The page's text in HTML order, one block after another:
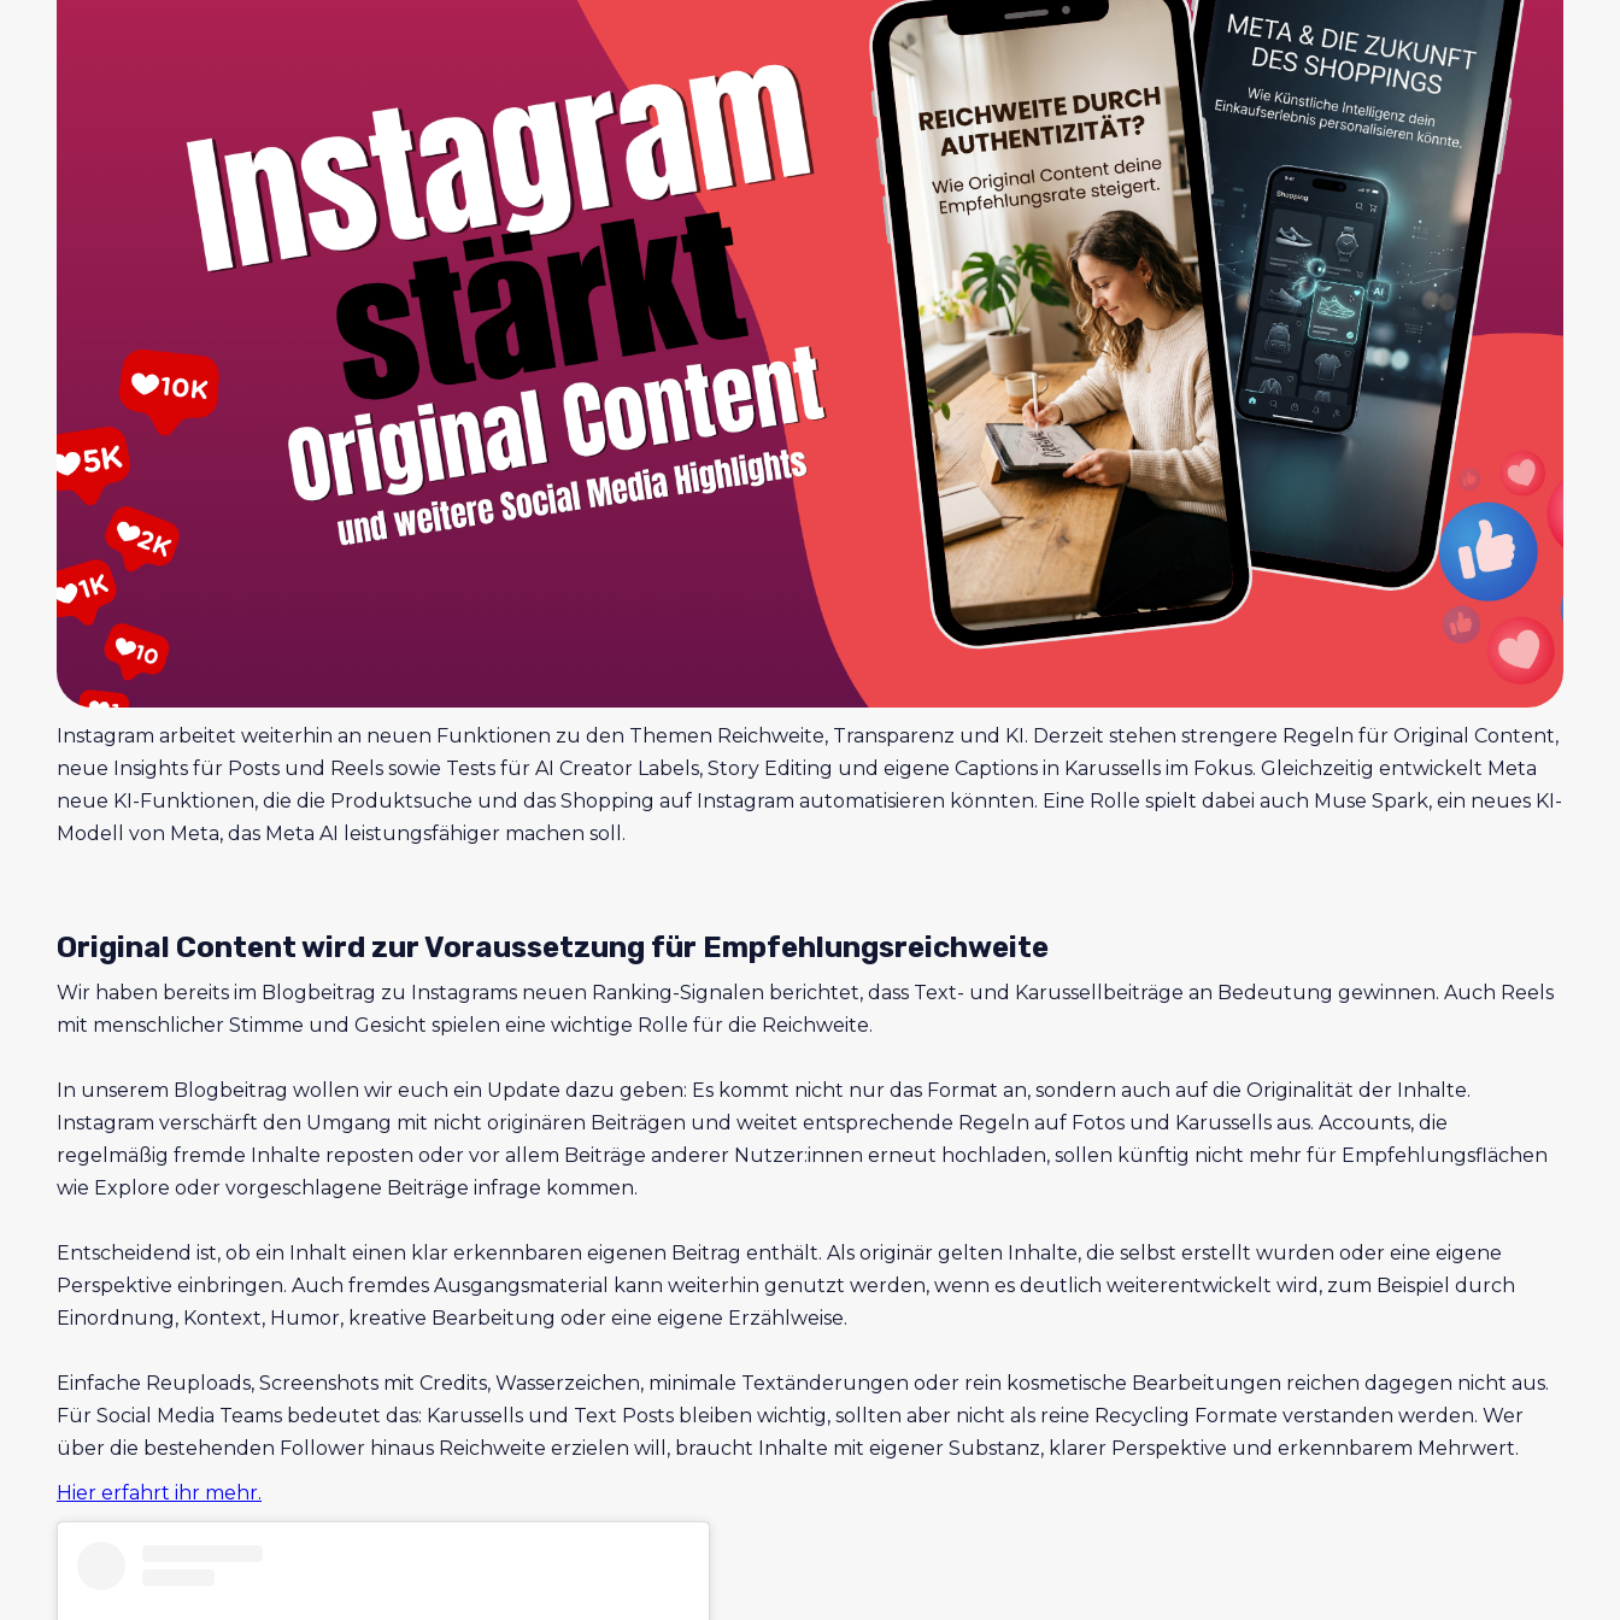
Instagram arbeitet weiterhin an neuen Funktionen zu den Themen Reichweite, Transparenz und KI. Derzeit stehen strengere Regeln für Original Content,
neue Insights für Posts und Reels sowie Tests für AI Creator Labels, Story Editing und eigene Captions in Karussells im Fokus. Gleichzeitig entwickelt Meta
neue KI-Funktionen, die die Produktsuche und das Shopping auf Instagram automatisieren könnten. Eine Rolle spielt dabei auch Muse Spark, ein neues KI-
Modell von Meta, das Meta AI leistungsfähiger machen soll.
Original Content wird zur Voraussetzung für Empfehlungsreichweite
Wir haben bereits im Blogbeitrag zu Instagrams neuen Ranking-Signalen berichtet, dass Text- und Karussellbeiträge an Bedeutung gewinnen. Auch Reels
mit menschlicher Stimme und Gesicht spielen eine wichtige Rolle für die Reichweite.
In unserem Blogbeitrag wollen wir euch ein Update dazu geben: Es kommt nicht nur das Format an, sondern auch auf die Originalität der Inhalte.
Instagram verschärft den Umgang mit nicht originären Beiträgen und weitet entsprechende Regeln auf Fotos und Karussells aus. Accounts, die
regelmäßig fremde Inhalte reposten oder vor allem Beiträge anderer Nutzer:innen erneut hochladen, sollen künftig nicht mehr für Empfehlungsflächen
wie Explore oder vorgeschlagene Beiträge infrage kommen.
Entscheidend ist, ob ein Inhalt einen klar erkennbaren eigenen Beitrag enthält. Als originär gelten Inhalte, die selbst erstellt wurden oder eine eigene
Perspektive einbringen. Auch fremdes Ausgangsmaterial kann weiterhin genutzt werden, wenn es deutlich weiterentwickelt wird, zum Beispiel durch
Einordnung, Kontext, Humor, kreative Bearbeitung oder eine eigene Erzählweise.
Einfache Reuploads, Screenshots mit Credits, Wasserzeichen, minimale Textänderungen oder rein kosmetische Bearbeitungen reichen dagegen nicht aus.
Für Social Media Teams bedeutet das: Karussells und Text Posts bleiben wichtig, sollten aber nicht als reine Recycling Formate verstanden werden. Wer
über die bestehenden Follower hinaus Reichweite erzielen will, braucht Inhalte mit eigener Substanz, klarer Perspektive und erkennbarem Mehrwert.
Hier erfahrt ihr mehr.